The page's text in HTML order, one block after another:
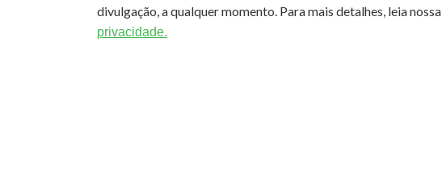
divulgação, a qualquer momento. Para mais detalhes, leia nossa
privacidade.